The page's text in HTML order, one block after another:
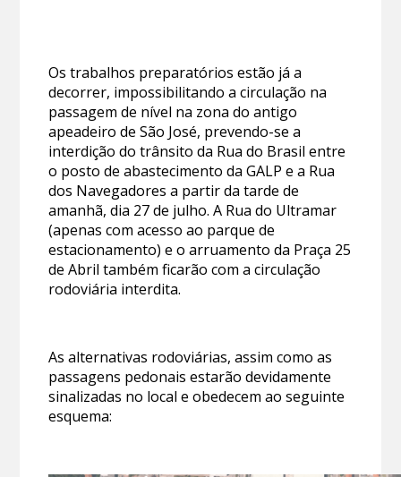
Os trabalhos preparatórios estão já a
decorrer, impossibilitando a circulação na
passagem de nível na zona do antigo
apeadeiro de São José, prevendo-se a
interdição do trânsito da Rua do Brasil entre
o posto de abastecimento da GALP e a Rua
dos Navegadores a partir da tarde de
amanhã, dia 27 de julho. A Rua do Ultramar
(apenas com acesso ao parque de
estacionamento) e o arruamento da Praça 25
de Abril também ficarão com a circulação
rodoviária interdita.
As alternativas rodoviárias, assim como as
passagens pedonais estarão devidamente
sinalizadas no local e obedecem ao seguinte
esquema: